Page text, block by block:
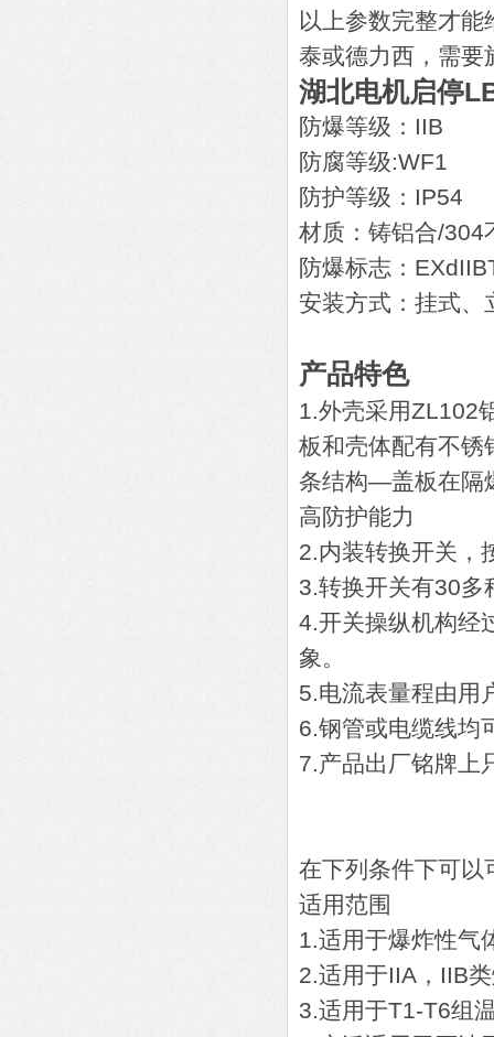
以上参数完整才
泰或德力西，需要
湖北电机启停
防爆等级：IIB
防腐等级:WF1
防护等级：IP54
材质：铸铝合/304
防爆标志：
安装方式：挂式、
产品特色
1.外壳采用ZL102
板和壳体配有不锈
条结构—盖板在隔
高防护能力
2.内装转换开关，
3.转换开关有30
4.开关操纵机构经
象。
5.电流表量程由用
6.钢管或电缆线均
7.产品出厂铭牌上
在下列条件下可以
适用范围
1.适用于爆炸性气
2.适用于IIA，IIB
3.适用于T1-T6组